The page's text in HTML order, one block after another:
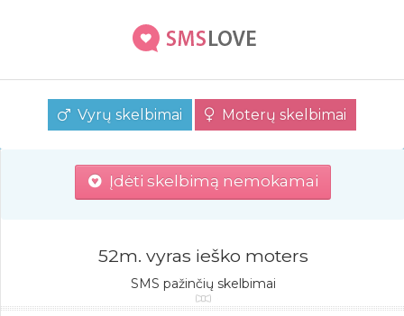
Vyrų skelbimai Moterų skelbimai
Įdėti skelbimą nemokamai
52m. vyras ieško moters
SMS pažinčių skelbimai